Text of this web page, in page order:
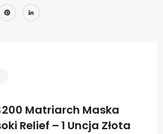
TwitterPinterest
Matriarch Maska
Relief – 1 Uncja Złota